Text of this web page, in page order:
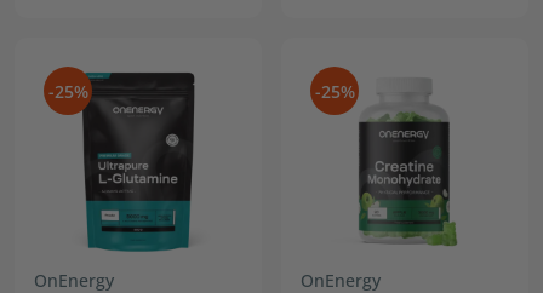
-25%
OnEnergy
-25%
OnEnergy